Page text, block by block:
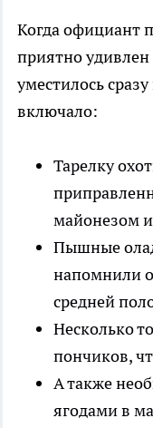
Когда официант
приятно
уместилось
включало:
Тарелку
майонезом
Пышные
напомнили
средней
Несколько
пончиков,
А также
ягодами в